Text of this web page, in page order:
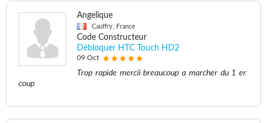
Angelique
Cauffry, France
Code Constructeur
Débloquer HTC Touch HD2
09 Oct
Trop rapide mercii breaucoup a marcher du 1 er
coup